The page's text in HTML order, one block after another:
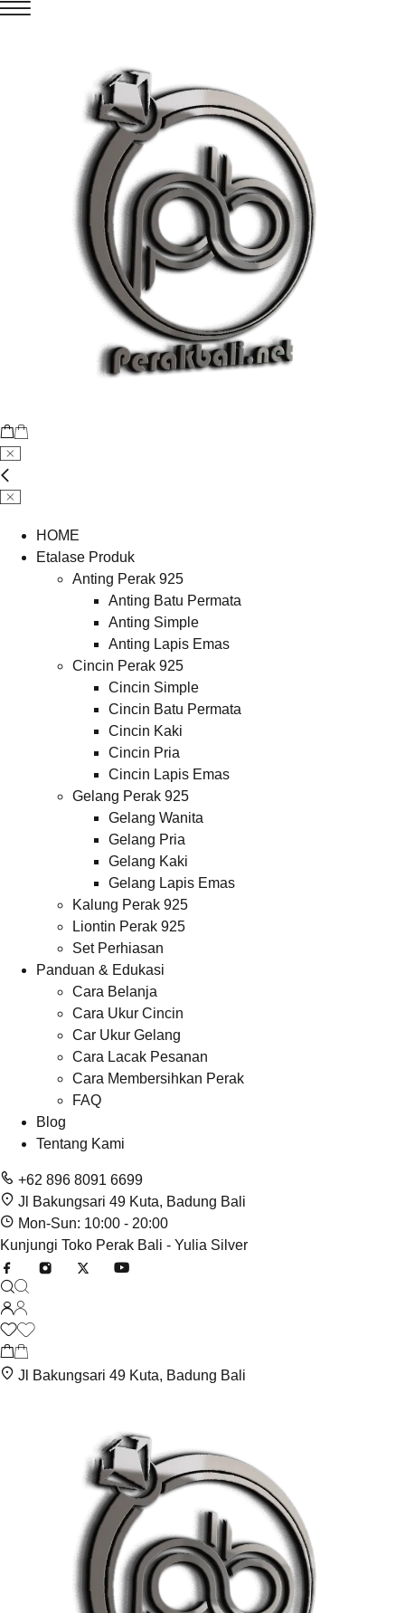
HOME
Etalase Produk
Anting Perak 925
Anting Batu Permata
Anting Simple
Anting Lapis Emas
Cincin Perak 925
Cincin Simple
Cincin Batu Permata
Cincin Kaki
Cincin Pria
Cincin Lapis Emas
Gelang Perak 925
Gelang Wanita
Gelang Pria
Gelang Kaki
Gelang Lapis Emas
Kalung Perak 925
Liontin Perak 925
Set Perhiasan
Panduan & Edukasi
Cara Belanja
Cara Ukur Cincin
Car Ukur Gelang
Cara Lacak Pesanan
Cara Membersihkan Perak
FAQ
Blog
Tentang Kami
+62 896 8091 6699
Jl Bakungsari 49 Kuta, Badung Bali
Mon-Sun: 10:00 - 20:00
Kunjungi Toko Perak Bali - Yulia Silver
Jl Bakungsari 49 Kuta, Badung Bali